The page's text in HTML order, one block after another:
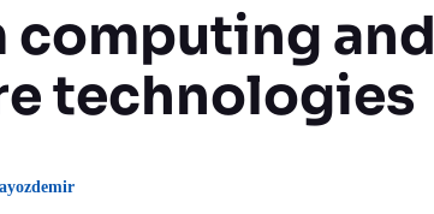
computing and
technologies